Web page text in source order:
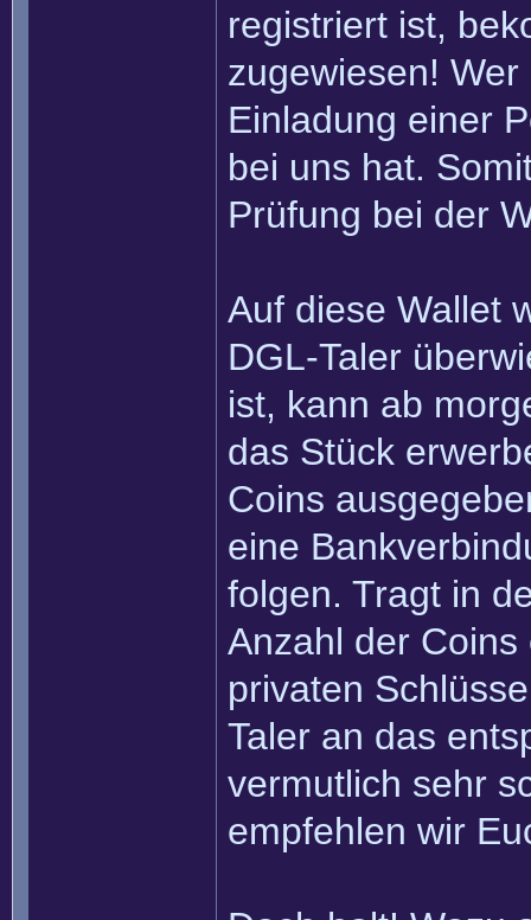
registriert ist,
zugewiesen!
Einladung einer
bei uns hat.
Prüfung bei der
Auf diese Wallet
DGL-Taler
ist, kann ab
das Stück
Coins
eine
folgen. Tragt in
Anzahl der
privaten
Taler an das
vermutlich sehr
empfehlen wir